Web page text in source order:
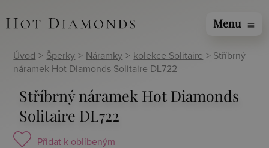
Menu menu
Úvod > Šperky > Náramky > kolekce Solitaire > Stříbrný
náramek Hot Diamonds Solitaire DL722
Stříbrný náramek Hot Diamonds
Solitaire DL722
Přidat k oblíbeným